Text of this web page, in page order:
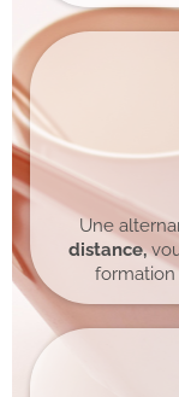
Une
distance,
formation